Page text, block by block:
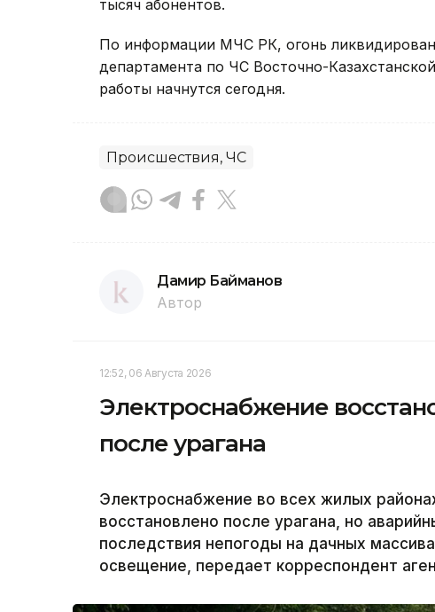
тысяч абонентов.
По информации МЧС РК, огонь
департамента по ЧС Восточно-
работы начнутся сегодня.
Происшествия, ЧС
Дамир Байманов
Автор
12:52, 06 Августа 2026
Электроснабжение
после урагана
Электроснабжение во всех жилых
восстановлено после урагана, но
последствия непогоды на дачных
освещение, передает корреспондент